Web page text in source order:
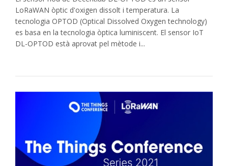
LoRaWAN òptic d'oxigen dissolt i temperatura. La
tecnologia OPTOD (Optical Dissolved Oxygen technology)
es basa en la tecnologia òptica luminiscent. El sensor IoT
DL-OPTOD està aprovat pel mètode i...